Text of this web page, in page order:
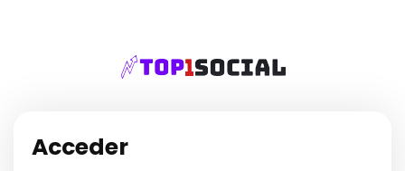
Acceder